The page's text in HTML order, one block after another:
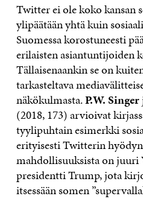
Twitter ei ole koko kansan
ylipäätään yhtä kuin
Suomessa korostuneesti
erilaisten asiantuntijoiden
Tällaisenaankin se on
tarkasteltava
näkökulmasta.P.W. Singer
(2018, 173) arvioivat
tyylipuhtain esimerkki
erityisesti Twitterin
mahdollisuuksista on juuri
presidentti Trump, jota
itsessään somen